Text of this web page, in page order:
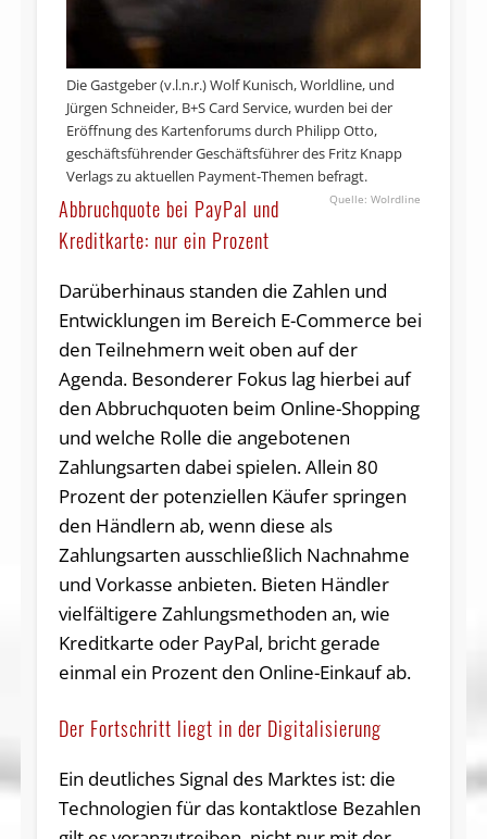
Die Gastgeber (v.l.n.r.) Wolf Kunisch, Worldline, und
Jürgen Schneider, B+S Card Service, wurden bei der
Eröffnung des Kartenforums durch Philipp Otto,
geschäftsführender Geschäftsführer des Fritz Knapp
Verlags zu aktuellen Payment-Themen befragt.
Wolrdline
Abbruchquote bei PayPal und
Kreditkarte: nur ein Prozent
Darüberhinaus standen die Zahlen und
Entwicklungen im Bereich E-Commerce bei
den Teilnehmern weit oben auf der
Agenda. Besonderer Fokus lag hierbei auf
den Abbruchquoten beim Online-Shopping
und welche Rolle die angebotenen
Zahlungsarten dabei spielen. Allein 80
Prozent der potenziellen Käufer springen
den Händlern ab, wenn diese als
Zahlungsarten ausschließlich Nachnahme
und Vorkasse anbieten. Bieten Händler
vielfältigere Zahlungsmethoden an, wie
Kreditkarte oder PayPal, bricht gerade
einmal ein Prozent den Online-Einkauf ab.
Der Fortschritt liegt in der Digitalisierung
Ein deutliches Signal des Marktes ist: die
Technologien für das kontaktlose Bezahlen